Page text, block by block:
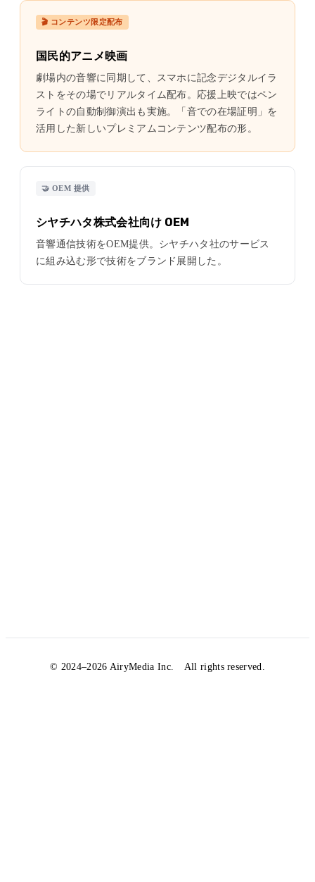
🎬 コンテンツ限定配布
国民的アニメ映画
劇場内の音響に同期して、スマホに記念デジタルイラ
ストをその場でリアルタイム配布。応援上映ではペン
ライトの自動制御演出も実施。「音での在場証明」を
活用した新しいプレミアムコンテンツ配布の形。
🤝 OEM 提供
シヤチハタ株式会社向け OEM
音響通信技術をOEM提供。シヤチハタ社のサービス
に組み込む形で技術をブランド展開した。
© 2024–2026 AiryMedia Inc. All rights reserved.